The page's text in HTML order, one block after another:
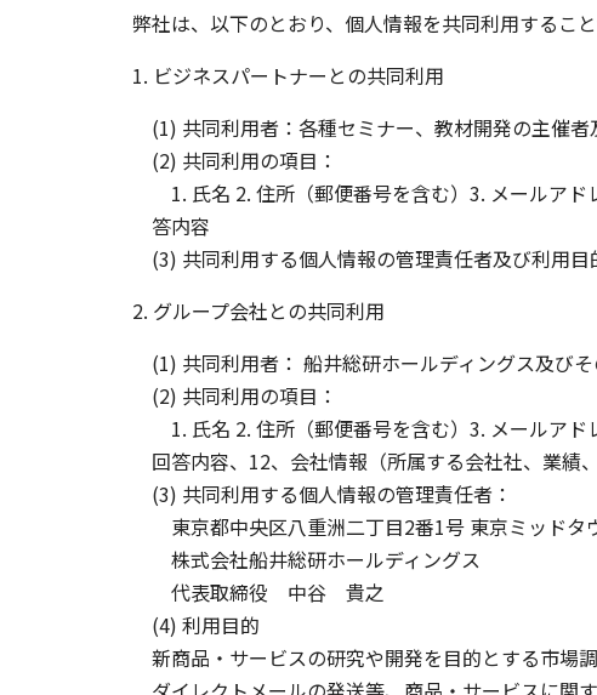
弊社は、以下のとおり、個人情報を共同利用すること
1. ビジネスパートナーとの共同利用
(1) 共同利用者：各種セミナー、教材開発の主催
(2) 共同利用の項目：
1. 氏名 2. 住所（郵便番号を含む）3. メールアド
答内容
(3) 共同利用する個人情報の管理責任者及び利用目
2. グループ会社との共同利用
(1) 共同利用者： 船井総研ホールディングス及び
(2) 共同利用の項目：
1. 氏名 2. 住所（郵便番号を含む）3. メールア
回答内容、12、会社情報（所属する会社社、業績
(3) 共同利用する個人情報の管理責任者：
東京都中央区八重洲二丁目2番1号 東京ミッドタ
株式会社船井総研ホールディングス
代表取締役 中谷 貴之
(4) 利用目的
新商品・サービスの研究や開発を目的とする市場